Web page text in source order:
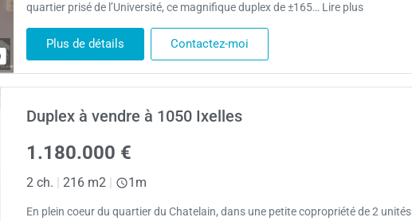
quartier prisé de l’Université, ce magnifique duplex de ±165… Lire plus
Plus de détails Contactez-moi
Duplex à vendre à 1050 Ixelles
1.180.000 €
2 ch. | 216 m2 | 1m
En plein coeur du quartier du Chatelain, dans une petite copropriété de 2 unités